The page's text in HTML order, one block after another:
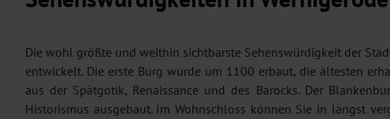
Die wohl größte und weithin sichtbarste Sehenswürdigkeit der
entwickelt. Die erste Burg wurde um 1100 erbaut, die ältesten
aus der Spätgotik, Renaissance und des Barocks. Der
Historismus ausgebaut. Im Wohnschloss können Sie in längst